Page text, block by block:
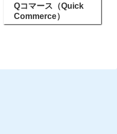
Qコマース（Quick
Commerce）